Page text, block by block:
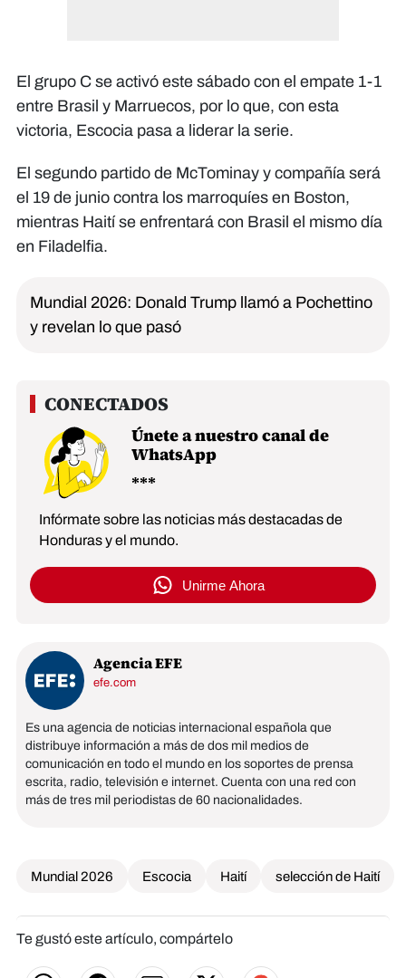
El grupo C se activó este sábado con el empate 1-1
entre Brasil y Marruecos, por lo que, con esta
victoria, Escocia pasa a liderar la serie.
El segundo partido de McTominay y compañía será
el 19 de junio contra los marroquíes en Boston,
mientras Haití se enfrentará con Brasil el mismo día
en Filadelfia.
Mundial 2026: Donald Trump llamó a Pochettino
y revelan lo que pasó
Únete a nuestro canal de
WhatsApp
Infórmate sobre las noticias más destacadas de
Honduras y el mundo.
Unirme Ahora
Agencia EFE
efe.com
Es una agencia de noticias internacional española que
distribuye información a más de dos mil medios de
comunicación en todo el mundo en los soportes de prensa
escrita, radio, televisión e internet. Cuenta con una red con
más de tres mil periodistas de 60 nacionalidades.
Mundial 2026 Escocia Haití selección de Haití
Te gustó este artículo, compártelo